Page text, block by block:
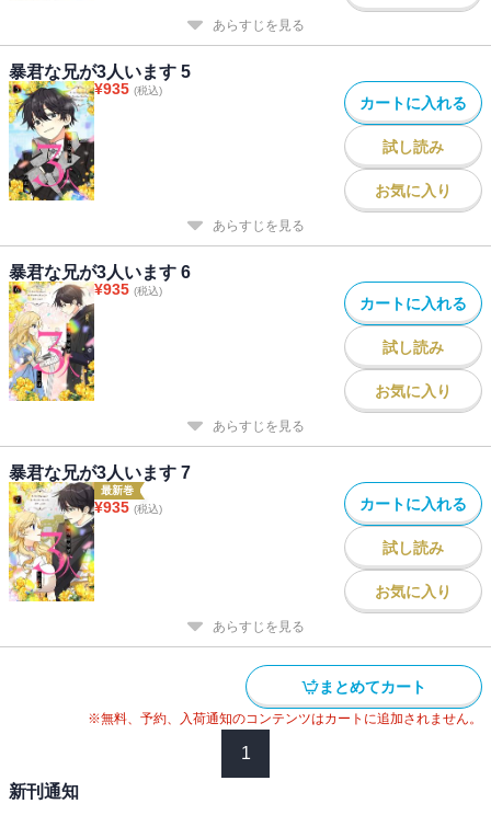
あらすじを見る
暴君な兄が3人います 5
¥935 (税込)
カートに入れる
試し読み
お気に入り
あらすじを見る
暴君な兄が3人います 6
¥935 (税込)
カートに入れる
試し読み
お気に入り
あらすじを見る
暴君な兄が3人います 7
最新巻
¥935 (税込) カートに入れる
試し読み
お気に入り
あらすじを見る
まとめてカート
※無料、予約、入荷通知のコンテンツはカートに追加されません。
1
新刊通知